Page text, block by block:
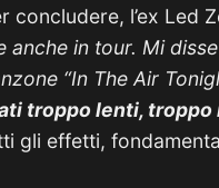
concludere, l’ex Led
anche in tour. Mi
“In The Air
troppo lenti, troppo
gli effetti,